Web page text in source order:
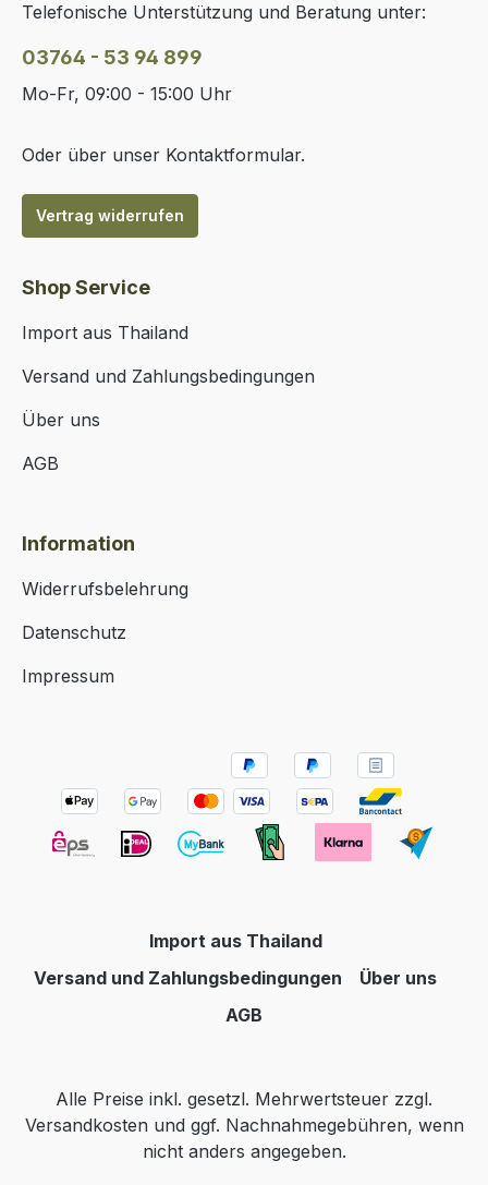
Telefonische Unterstützung und Beratung unter:
03764 - 53 94 899
Mo-Fr, 09:00 - 15:00 Uhr
Oder über unser Kontaktformular.
Vertrag widerrufen
Shop Service
Import aus Thailand
Versand und Zahlungsbedingungen
Über uns
AGB
Information
Widerrufsbelehrung
Datenschutz
Impressum
Import aus Thailand
Versand und Zahlungsbedingungen
Über uns
AGB
Alle Preise inkl. gesetzl. Mehrwertsteuer zzgl.
Versandkostenund ggf. Nachnahmegebühren, wenn
nicht anders angegeben.